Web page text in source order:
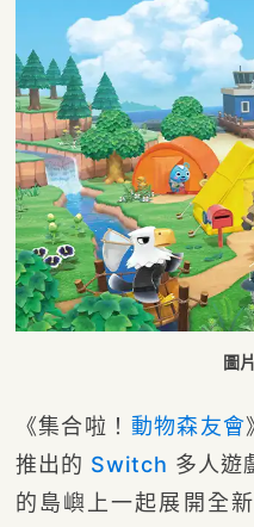
圖
《集合啦！ 動物森友會
推出的 Switch 多人遊
的島嶼上一起展開全